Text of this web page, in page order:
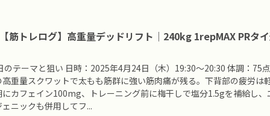
筋トレログ】高重量デッドリフト｜240kg 1repMAX PRタ
テーマと狙い 日時：2025年4月24日（木）19:30〜20:30 体調：75点
重量スクワットで太もも筋群に強い筋肉痛が残る。下背部の疲労は
カフェイン100mg、トレーニング前に梅干しで塩分1.5gを補給し、
ニックも併用してフ...